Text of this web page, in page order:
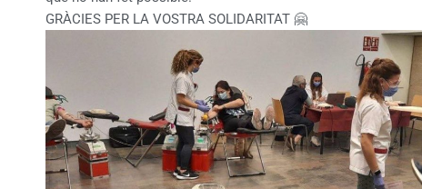
GRÀCIES PER LA VOSTRA SOLIDARITAT 🤗